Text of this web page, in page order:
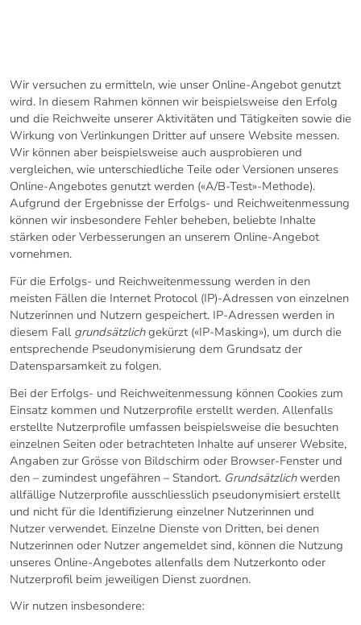
Wir versuchen zu ermitteln, wie unser Online-Angebot genutzt
wird. In diesem Rahmen können wir beispielsweise den Erfolg
und die Reichweite unserer Aktivitäten und Tätigkeiten sowie die
Wirkung von Verlinkungen Dritter auf unsere Website messen.
Wir können aber beispielsweise auch ausprobieren und
vergleichen, wie unterschiedliche Teile oder Versionen unseres
Online-Angebotes genutzt werden («A/B-Test»-Methode).
Aufgrund der Ergebnisse der Erfolgs- und Reichweitenmessung
können wir insbesondere Fehler beheben, beliebte Inhalte
stärken oder Verbesserungen an unserem Online-Angebot
vornehmen.
Für die Erfolgs- und Reichweitenmessung werden in den
meisten Fällen die Internet Protocol (IP)-Adressen von einzelnen
Nutzerinnen und Nutzern gespeichert. IP-Adressen werden in
diesem Fall grundsätzlichgekürzt («IP-Masking»), um durch die
entsprechende Pseudonymisierung dem Grundsatz der
Datensparsamkeit zu folgen.
Bei der Erfolgs- und Reichweitenmessung können Cookies zum
Einsatz kommen und Nutzerprofile erstellt werden. Allenfalls
erstellte Nutzerprofile umfassen beispielsweise die besuchten
einzelnen Seiten oder betrachteten Inhalte auf unserer Website,
Angaben zur Grösse von Bildschirm oder Browser-Fenster und
den – zumindest ungefähren – Standort. Grundsätzlichwerden
allfällige Nutzerprofile ausschliesslich pseudonymisiert erstellt
und nicht für die Identifizierung einzelner Nutzerinnen und
Nutzer verwendet. Einzelne Dienste von Dritten, bei denen
Nutzerinnen oder Nutzer angemeldet sind, können die Nutzung
unseres Online-Angebotes allenfalls dem Nutzerkonto oder
Nutzerprofil beim jeweiligen Dienst zuordnen.
Wir nutzen insbesondere: